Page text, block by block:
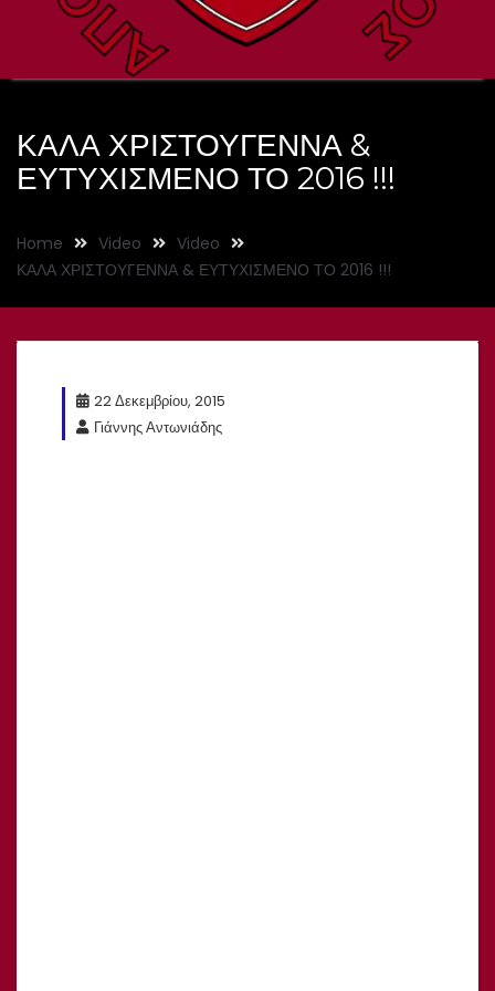
ΚΑΛΑ ΧΡΙΣΤΟΥΓΕΝΝΑ &
ΕΥΤΥΧΙΣΜΕΝΟ ΤΟ 2016 !!!
Home Video
Video
ΚΑΛΑ ΧΡΙΣΤΟΥΓΕΝΝΑ & ΕΥΤΥΧΙΣΜΕΝΟ ΤΟ 2016 !!!
22 Δεκεμβρίου, 2015
Γιάννης Αντωνιάδης